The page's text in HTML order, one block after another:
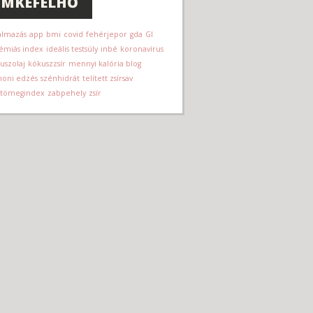
app bmi covid fehérjepor gda GI
index ideális testsúly inbé koronavírus
kókuszzsír mennyi kalória blog
edzés szénhidrát telített zsírsav
zabpehely zsír